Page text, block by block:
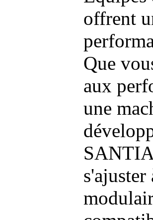
offrent
Que
aux
une
s'ajuster